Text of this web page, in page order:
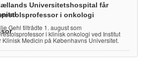
Universitetshospital får
i onkologi
Gehl tiltrådte 1. august som
i klinisk onkologi ved Institut
Klinisk Medicin på Københavns Universitet.